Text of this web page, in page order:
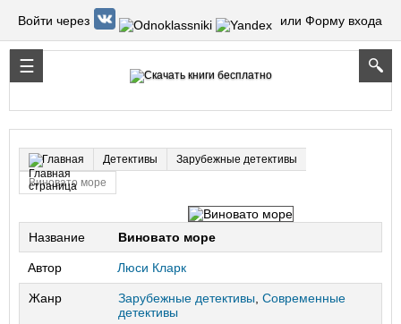
Войти через или Форму входа
Главная Детективы
Зарубежные детективы
Виновато море
Название Виновато море
Автор Люси Кларк
Жанр Зарубежные детективы Современные
детективы